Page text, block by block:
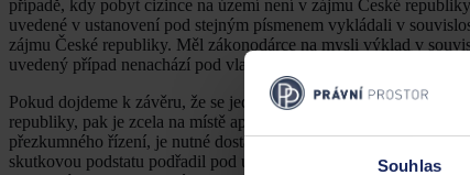
Souhlas
případě, kdy pobyt cizince na území není v zájmu České
uvedené v ustanovení pod stejným písmenem vykládali v
zájmu České republiky. Měl zákonodárce na mysli výklad v
uvedený případ nenachází pod vlastním písmenem v odstavci
Pokud dojdeme k závěru, že se jedná o „zbytkovou“ kategorii,
republiky, pak je zcela na místě aplikovat tvrzení Nejvyššího
přezkumného řízení, je nutné dostatečně zvážit, zda je takové
skutkovou podstatu podřadil pod ustanovení
§ 56 odst. 1 písm. j)